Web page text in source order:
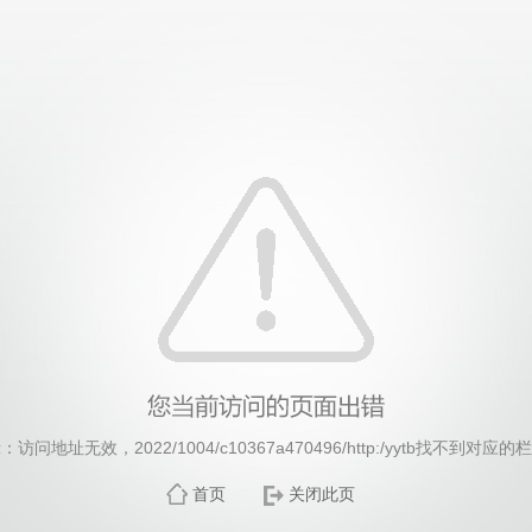
访问地址无效，2022/1004/c10367a470496/http:/yytb找不到对应的
首页 关闭此页